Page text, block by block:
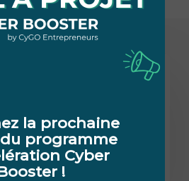
la prochaine
programme
Cyber
!